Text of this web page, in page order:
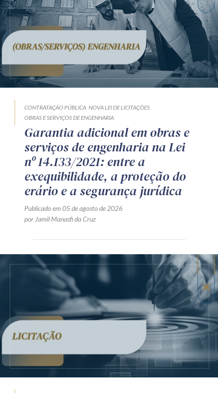
CONTRATAÇÃO PÚBLICA NOVA LEI DE LICITAÇÕES
OBRAS E SERVIÇOS DE ENGENHARIA
Garantia adicional em obras e
serviços de engenharia na Lei
nº 14.133/2021: entre a
exequibilidade, a proteção do
erário e a segurança jurídica
Publicado em 05 de agosto de 2026
por Jamil Manasfi da Cruz